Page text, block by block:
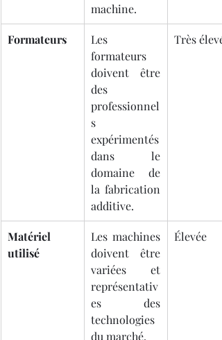
machine.
Formateurs
Les
formateurs
doivent être
des
professionnel
s
expérimentés
dans le
domaine de
la fabrication
additive.
Très
Matériel
utilisé
Les machines
doivent être
variées et
représentativ
es des
technologies
du marché.
Élevée